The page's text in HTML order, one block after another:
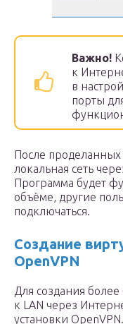
Важно!
к
в
порты
После проделанных
локальная сеть
Программа будет
объёме, другие
подключаться.
Создание
OpenVPN
Для создания
к LAN через
установки